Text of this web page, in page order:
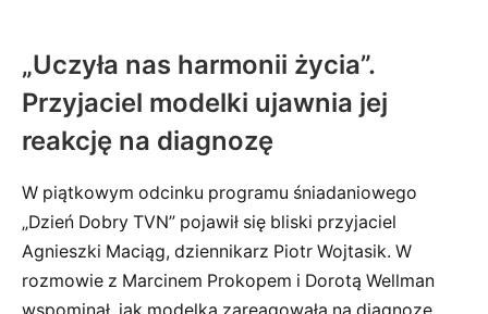
„Uczyła nas harmonii życia”.
Przyjaciel modelki ujawnia jej
reakcję na diagnozę
W piątkowym odcinku programu śniadaniowego
„Dzień Dobry TVN” pojawił się bliski przyjaciel
Agnieszki Maciąg, dziennikarz Piotr Wojtasik. W
rozmowie z Marcinem Prokopem i Dorotą Wellman